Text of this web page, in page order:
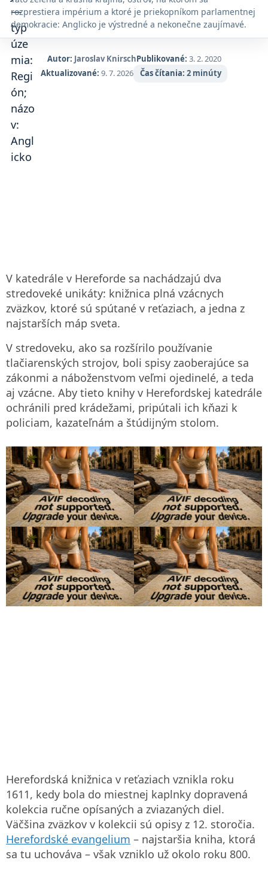
Maps.
rozprestiera impérium a ktoré je priekopníkom parlamentnej
demokracie: Anglicko je výstredné a nekonečne zaujímavé.
Autor: Jaroslav KnirschPublikované: 3. 2. 2020
Aktualizované: 9. 7. 2026 Čas čítania: 2 minúty
V katedrále v Hereforde sa nachádzajú dva
stredoveké unikáty: knižnica plná vzácnych
zväzkov, ktoré sú spútané v reťaziach, a jedna z
najstarších máp sveta.
V stredoveku, ako sa rozšírilo používanie
tlačiarenských strojov, boli spisy zaoberajúce sa
zákonmi a náboženstvom veľmi ojedinelé, a teda
aj vzácne. Aby tieto knihy v Herefordskej katedrále
ochránili pred krádežami, pripútali ich kňazi k
policiam, kazateľnám a štúdijným stolom.
Herefordská knižnica v reťaziach vznikla roku
1611, kedy bola do miestnej kaplnky dopravená
kolekcia ručne opísaných a zviazaných diel.
Väčšina zväzkov v kolekcii sú opisy z 12. storočia.
Herefordské evangelium – najstaršia kniha, ktorá
sa tu uchováva – však vzniklo už okolo roku 800.